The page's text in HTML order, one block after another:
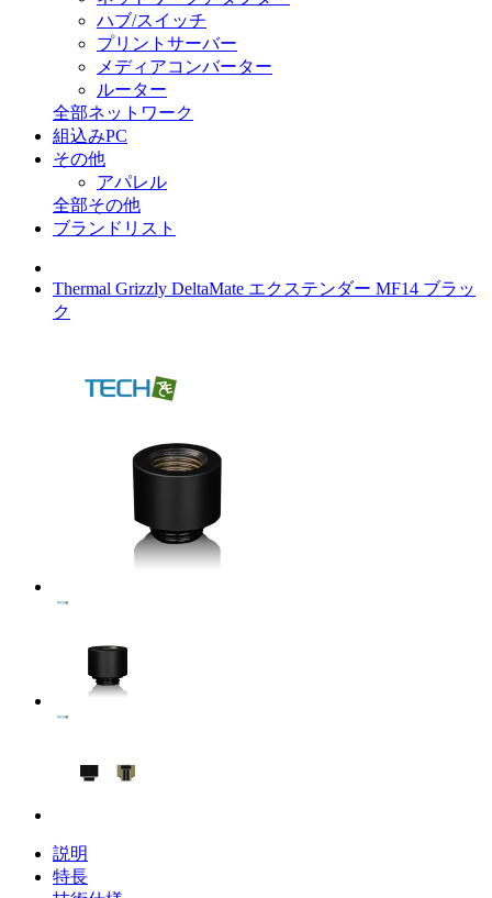
ハブ/スイッチ
プリントサーバー
メディアコンバーター
ルーター
全部ネットワーク
組込みPC
その他
アパレル
全部その他
ブランドリスト
Thermal Grizzly DeltaMate エクステンダー MF14 ブラッ
ク
説明
特長